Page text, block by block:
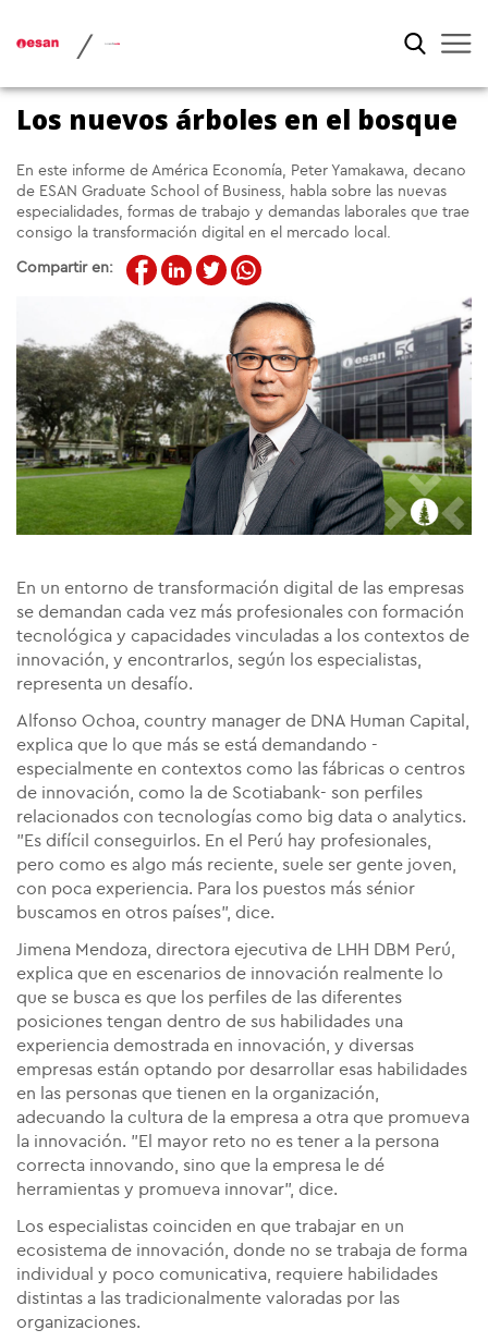
/
Los nuevos árboles en el bosque
En este informe de América Economía, Peter Yamakawa, decano
de ESAN Graduate School of Business, habla sobre las nuevas
especialidades, formas de trabajo y demandas laborales que trae
consigo la transformación digital en el mercado local.
Compartir en:
En un entorno de transformación digital de las empresas
se demandan cada vez más profesionales con formación
tecnológica y capacidades vinculadas a los contextos de
innovación, y encontrarlos, según los especialistas,
representa un desafío.
Alfonso Ochoa, country manager de DNA Human Capital,
explica que lo que más se está demandando -
especialmente en contextos como las fábricas o centros
de innovación, como la de Scotiabank- son perfiles
relacionados con tecnologías como big data o analytics.
"Es difícil conseguirlos. En el Perú hay profesionales,
pero como es algo más reciente, suele ser gente joven,
con poca experiencia. Para los puestos más sénior
buscamos en otros países", dice.
Jimena Mendoza, directora ejecutiva de LHH DBM Perú,
explica que en escenarios de innovación realmente lo
que se busca es que los perfiles de las diferentes
posiciones tengan dentro de sus habilidades una
experiencia demostrada en innovación, y diversas
empresas están optando por desarrollar esas habilidades
en las personas que tienen en la organización,
adecuando la cultura de la empresa a otra que promueva
la innovación. "El mayor reto no es tener a la persona
correcta innovando, sino que la empresa le dé
herramientas y promueva innovar", dice.
Los especialistas coinciden en que trabajar en un
ecosistema de innovación, donde no se trabaja de forma
individual y poco comunicativa, requiere habilidades
distintas a las tradicionalmente valoradas por las
organizaciones.